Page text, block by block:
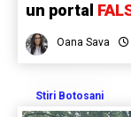
un portal
Oana Sava
Stiri Botosani